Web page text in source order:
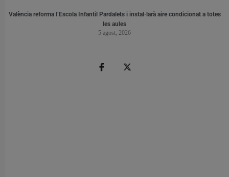
València reforma l’Escola Infantil Pardalets i instal·larà aire condicionat a totes
les aules
5 agost, 2026